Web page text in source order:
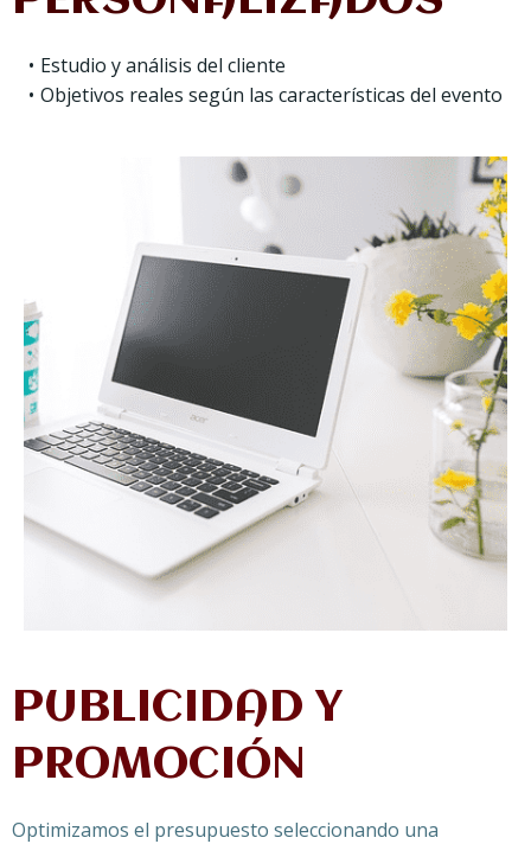
Estudio y análisis del cliente
Objetivos reales según las características del evento
PUBLICIDAD Y
PROMOCIÓN
Optimizamos el presupuesto seleccionando una